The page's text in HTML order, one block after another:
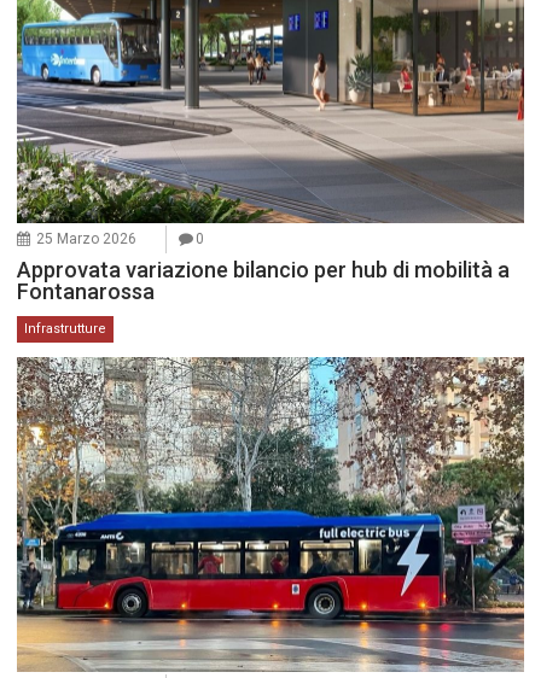
25 Marzo 2026 0
Approvata variazione bilancio per hub di mobilità a
Fontanarossa
Infrastrutture